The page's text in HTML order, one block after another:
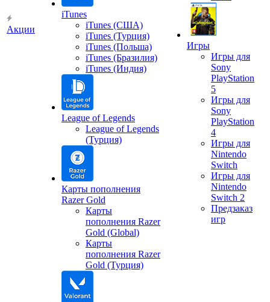
Акции
iTunes
iTunes (США)
iTunes (Турция)
iTunes (Польша)
iTunes (Бразилия)
iTunes (Индия)
League of Legends
League of Legends
(Турция)
Карты пополнения
Razer Gold
Карты
пополнения Razer
Gold (Global)
Карты
пополнения Razer
Gold (Турция)
Игры
Игры для
Sony
PlayStation
5
Игры для
Sony
PlayStation
4
Игры для
Nintendo
Switch
Игры для
Nintendo
Switch 2
Предзаказ
игр